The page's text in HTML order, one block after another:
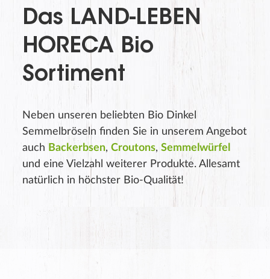
Das LAND-LEBEN
HORECA Bio
Sortiment
Neben unseren beliebten Bio Dinkel
Semmelbröseln finden Sie in unserem Angebot
auch Backerbsen, Croutons, Semmelwürfel
und eine Vielzahl weiterer Produkte. Allesamt
natürlich in höchster Bio-Qualität!